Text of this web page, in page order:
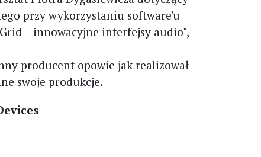
przy wykorzystaniu software'u
– innowacyjne interfejsy audio",
producent opowie jak realizował
swoje produkcje.